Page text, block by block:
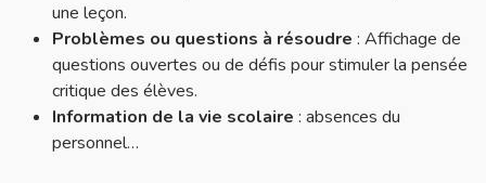
une leçon.
Problèmes ou questions à résoudre : Affichage de
questions ouvertes ou de défis pour stimuler la pensée
critique des élèves.
Information de la vie scolaire : absences du
personnel…